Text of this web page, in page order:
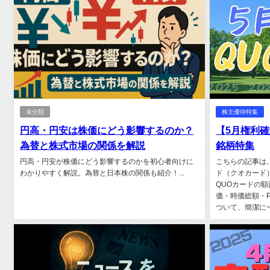
未分類
円高・円安は株価にどう影響するのか？
為替と株式市場の関係を解説
円高・円安が株価にどう影響するのかを初心者向けに
わかりやすく解説。為替と日本株の関係も紹介！...
株主優待特集
【5月権利
銘柄特集
こちらの記事は
ド（クオカー
QUOカードの
価・時価総額・
ついて、簡潔に